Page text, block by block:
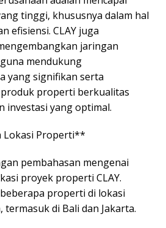
tinggi, khususnya dalam hal
efisiensi. CLAY juga
jaringan
mendukung
yang signifikan serta
properti berkualitas
investasi yang optimal.
Lokasi Properti**
pembahasan mengenai
proyek properti CLAY.
properti di lokasi
di Bali dan Jakarta.